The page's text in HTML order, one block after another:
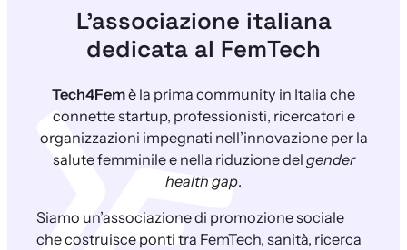
L’associazione italiana
dedicata al FemTech
Tech4Femè la prima community in Italia che
connette startup, professionisti, ricercatori e
organizzazioni impegnati nell’innovazione per la
salute femminile e nella riduzione del gender
health gap.
Siamo un’associazione di promozione sociale
che costruisce ponti tra FemTech, sanità, ricerca